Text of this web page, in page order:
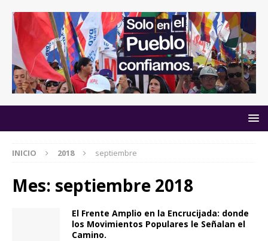
INICIO 2018 septiembre
Mes: septiembre 2018
El Frente Amplio en la Encrucijada: donde
los Movimientos Populares le Señalan el
Camino.